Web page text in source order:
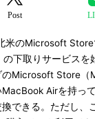
Post
のMicrosoft Store
下取りサービスを
のMicrosoft Store（
Airを持っ
できる。ただし、